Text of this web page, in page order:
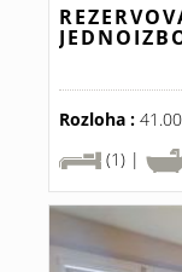
Rozloha :
(1) |